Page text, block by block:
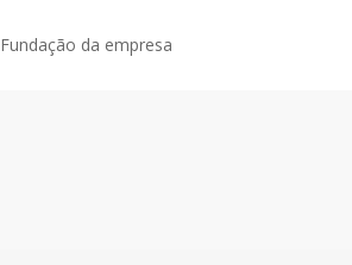
Fundação da empresa